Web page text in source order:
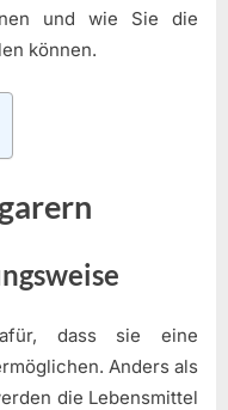
und wie Sie die
können.
dass sie eine
Anders als
die Lebensmittel